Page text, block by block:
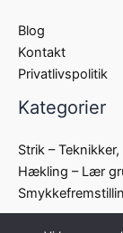
Blog
Kontakt
Privatlivspolitik
Kategorier
Strik –
Hækling – Lær